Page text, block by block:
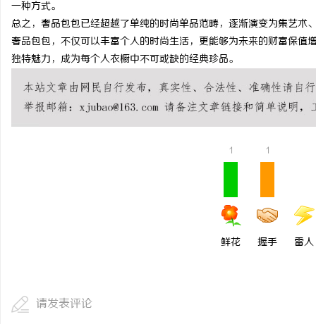
一种方式。
总之，奢品包包已经超越了单纯的时尚单品范畴，逐渐演变为集艺
奢品包包，不仅可以丰富个人的时尚生活，更能够为未来的财富保
独特魅力，成为每个人衣橱中不可或缺的经典珍品。
1
鲜花
1
握手 雷人
请发表评论